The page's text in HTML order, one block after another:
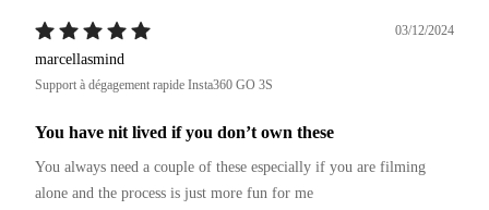
di assistenza clienti, sarebbe senza dubbio la numero uno del
settore. Capisco il periodo, ma non comprendo la politica di
garanzia. Ovunque per legge di 24 mesi. In special modo se si
03/12/2024
marcellasmind
Support à dégagement rapide Insta360 GO 3S
You have nit lived if you don’t own these
You always need a couple of these especially if you are filming
alone and the process is just more fun for me